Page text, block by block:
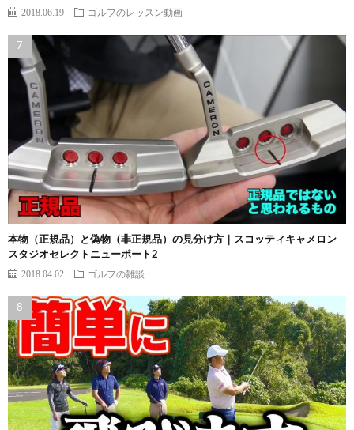
2018.06.19 ゴルフのレッスン動画
本物（正規品）と偽物（非正規品）の見分け方｜スコッティキャメロン
スタジオセレクトニューポート2
2018.04.02 ゴルフの雑談